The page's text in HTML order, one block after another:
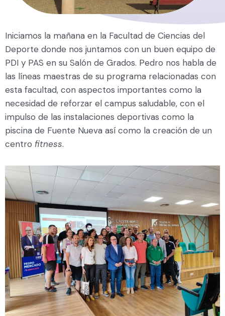
Iniciamos la mañana en la Facultad de Ciencias del
Deporte donde nos juntamos con un buen equipo de
PDI y PAS en su Salón de Grados. Pedro nos habla de
las líneas maestras de su programa relacionadas con
esta facultad, con aspectos importantes como la
necesidad de reforzar el campus saludable, con el
impulso de las instalaciones deportivas como la
piscina de Fuente Nueva así como la creación de un
centro fitness.